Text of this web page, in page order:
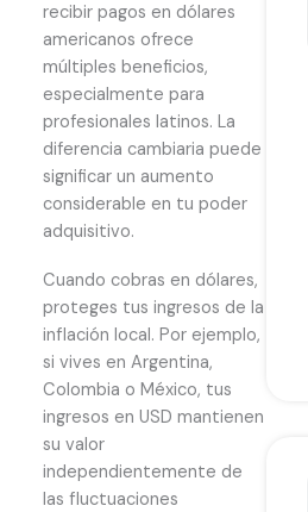
recibir pagos en dólares
americanos ofrece
múltiples beneficios,
especialmente para
profesionales latinos. La
diferencia cambiaria puede
significar un aumento
considerable en tu poder
adquisitivo.
Cuando cobras en dólares,
proteges tus ingresos de la
inflación local. Por ejemplo,
si vives en Argentina,
Colombia o México, tus
ingresos en USD mantienen
su valor
independientemente de
las fluctuaciones